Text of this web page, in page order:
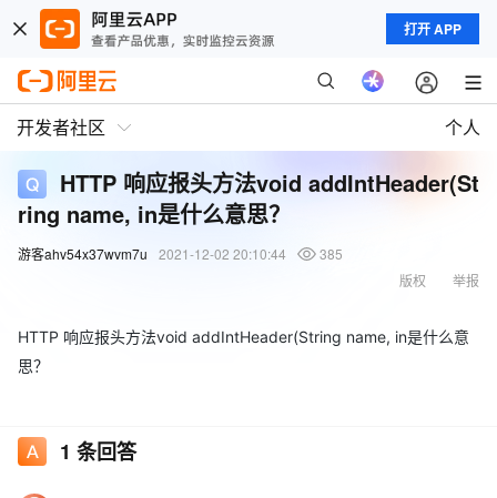
打开 APP
开发者社区 个人
HTTP 响应报头方法void addIntHeader(St
ring name, in是什么意思？
游客ahv54x37wvm7u 2021-12-02 20:10:44
385
举报
版权
HTTP 响应报头方法void addIntHeader(String name, in是什么意
思？
1 条回答